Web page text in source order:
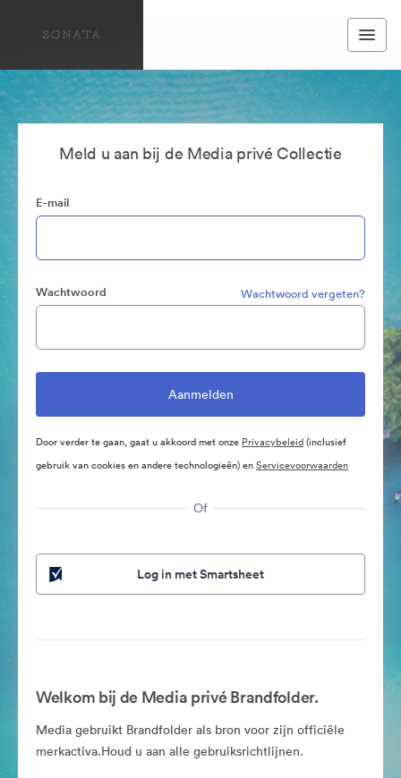
Meld u aan bij de Media privé Collectie
E-mail
Wachtwoord Wachtwoord vergeten?
Door verder te gaan, gaat u akkoord met onze Privacybeleid(inclusief
gebruik van cookies en andere technologieën) enServicevoorwaarden
Of
Log in met Smartsheet
Welkom bij de Media privé Brandfolder.
Media gebruikt Brandfolder als bron voor zijn officiële
merkactiva.Houd u aan alle gebruiksrichtlijnen.